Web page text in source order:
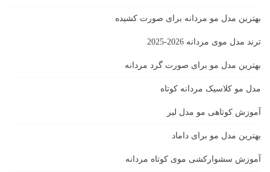
بهترین مدل مو مردانه برای صورت کشیده
ترند مدل موی مردانه 2026-2025
بهترين مدل مو براى صورت گرد مردانه
مدل مو کلاسیک مردانه کوتاه
آموزش کوتاهی مو مدل لیر
بهترین مدل مو برای داماد
آموزش سشوارکشی موی کوتاه مردانه